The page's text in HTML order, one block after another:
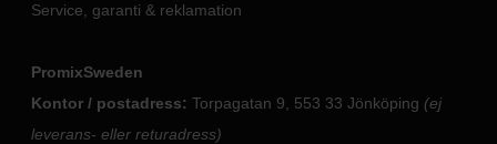
Service, garanti & reklamation
PromixSweden
Kontor / postadress: Torpagatan 9, 553 33 Jönköping (ej
leverans- eller returadress)